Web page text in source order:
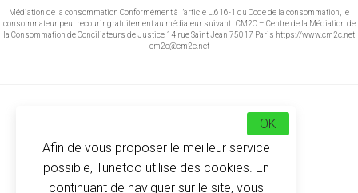
Médiation de la consommation Conformément à l’article L.616-1 du Code de la consommation, le
consommateur peut recourir gratuitement au médiateur suivant : CM2C – Centre de la Médiation de
la Consommation de Conciliateurs de Justice 14 rue Saint Jean 75017 Paris https://www.cm2c.net
cm2c@cm2c.net
Afin de vous proposer le meilleur service
possible, Tunetoo utilise des cookies. En
continuant de naviguer sur le site, vous
OK